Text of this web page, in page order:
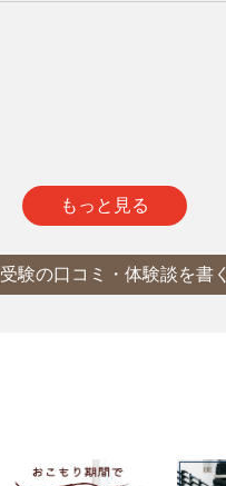
もっと見る
受験の口コミ・体験談を書く